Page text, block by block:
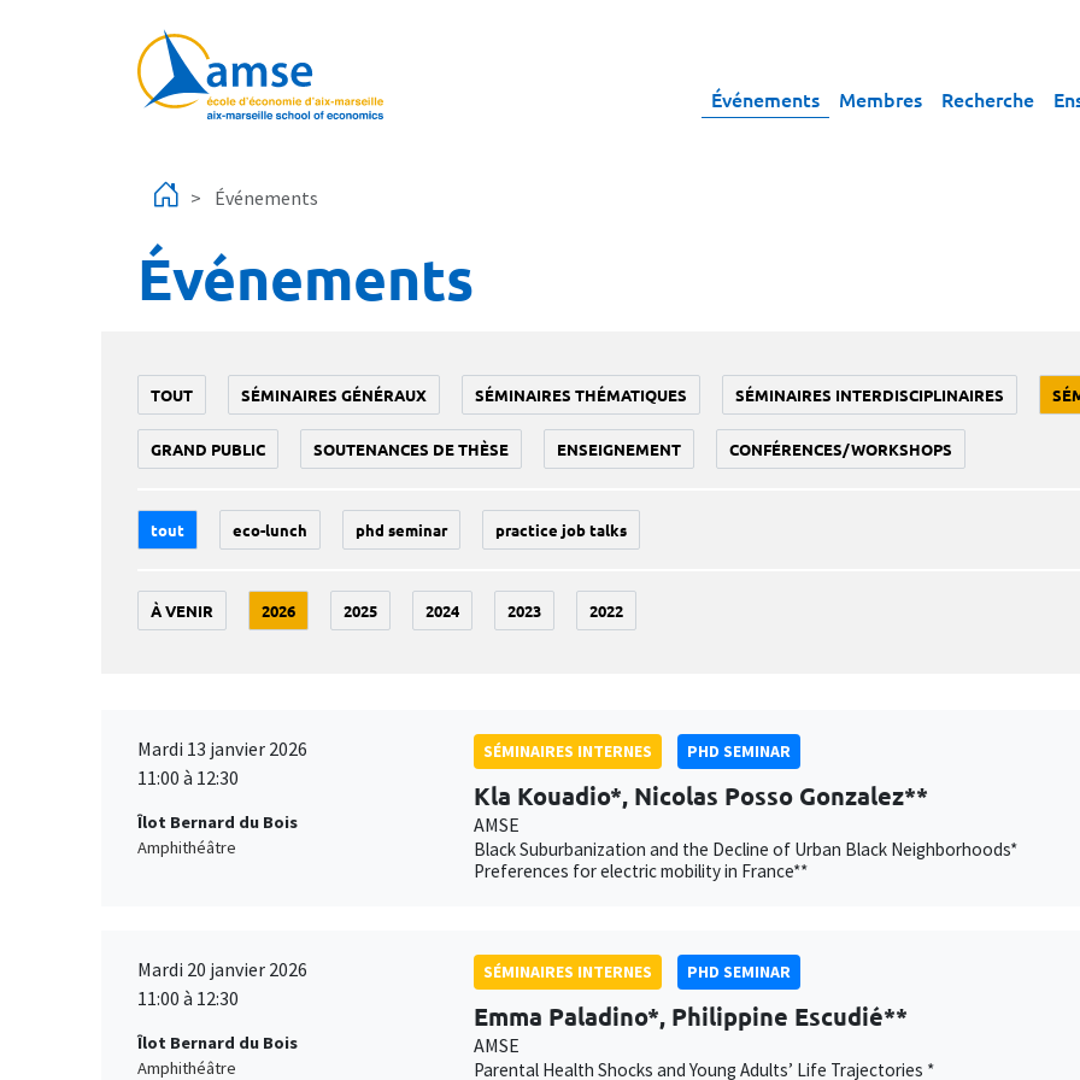
Événements Membres Recherche
Événements
Événements
TOUT SÉMINAIRES GÉNÉRAUX SÉMINAIRES THÉMATIQUES SÉMINAIRES INTERDISCIPLINAIRES
GRAND PUBLIC SOUTENANCES DE THÈSE ENSEIGNEMENT CONFÉRENCES/WORKSHOPS
tout eco-lunch phd seminar practice job talks
À VENIR 2026 2025 2024 2023 2022
Mardi 13 janvier 2026
11:00 à 12:30
Îlot Bernard du Bois
Amphithéâtre
SÉMINAIRES INTERNES PHD SEMINAR
Kla Kouadio*, Nicolas Posso Gonzalez**
AMSE
Black Suburbanization and the Decline of Urban Black Neighborhoods*
Preferences for electric mobility in France**
Mardi 20 janvier 2026
11:00 à 12:30
Îlot Bernard du Bois
Amphithéâtre
SÉMINAIRES INTERNES PHD SEMINAR
Emma Paladino*, Philippine Escudié**
AMSE
Parental Health Shocks and Young Adults’ Life Trajectories *